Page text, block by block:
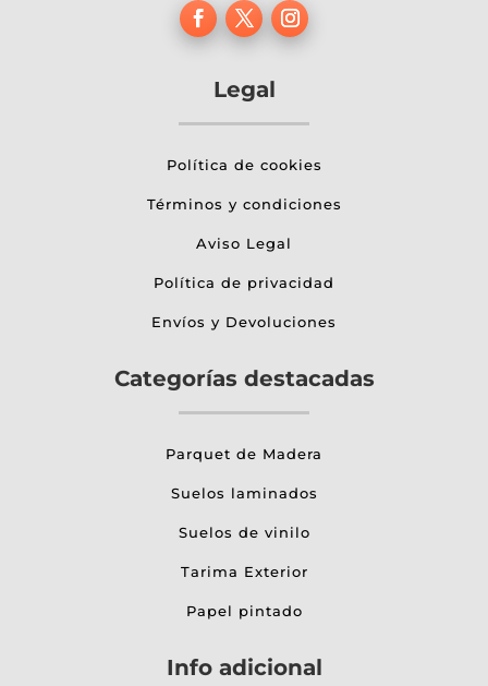
Legal
Política de cookies
Términos y condiciones
Aviso Legal
Política de privacidad
Envíos y Devoluciones
Categorías destacadas
Parquet de Madera
Suelos laminados
Suelos de vinilo
Tarima Exterior
Papel pintado
Info adicional